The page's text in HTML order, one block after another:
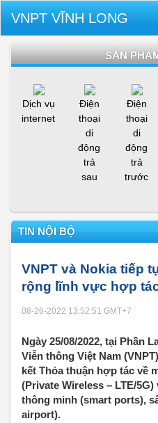
VNPT VĨNH LONG
SẢN
Dịch vụ
internet
Điện
thoại
di
động
trả
sau
Điện
thoại
di
động
trả
trước
TIN NỘI BỘ
VNPT và Nokia tiếp
rộng lĩnh vực hợp
08-26-2022 13:52:51 GMT+7
Ngày 25/08/2022, tại Phần
Viễn thông Việt Nam
kết Thỏa thuận hợp tác về
(Private Wireless – LTE/
thông minh (smart ports),
airport).